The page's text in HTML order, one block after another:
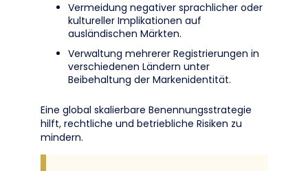
Vermeidung negativer sprachlicher oder
kultureller Implikationen auf
ausländischen Märkten.
Verwaltung mehrerer Registrierungen in
verschiedenen Ländern unter
Beibehaltung der Markenidentität.
Eine global skalierbare Benennungsstrategie
hilft, rechtliche und betriebliche Risiken zu
mindern.